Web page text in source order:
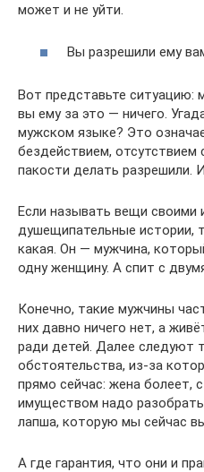
может и не уйти.
Вы разрешили ему
Вот представьте ситуацию:
вы ему за это — ничего.
мужском языке? Это
бездействием, отсутствием
пакости делать разрешили. И
Если называть вещи своими
душещипательные истории,
какая. Он — мужчина,
одну женщину. А спит с
Конечно, такие мужчины
них давно ничего нет, а
ради детей. Далее следуют
обстоятельства, из-за
прямо сейчас: жена болеет,
имуществом надо
лапша, которую мы сейчас
А где гарантия, что они и